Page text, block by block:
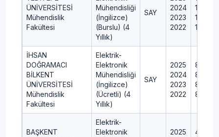
ÜNİVERSİTESİ
Mühendislik
Fakültesi
Mühendisliği
(İngilizce)
(Burslu) (4
Yıllık)
SAY
2024
2023
2022
14
13
15
İHSAN
DOĞRAMACI
BİLKENT
ÜNİVERSİTESİ
Mühendislik
Fakültesi
Elektrik-
Elektronik
Mühendisliği
(İngilizce)
(Ücretli) (4
Yıllık)
SAY
2025
2024
2023
2022
80
80
80
80
BAŞKENT
Elektrik-
Elektronik
2025
4